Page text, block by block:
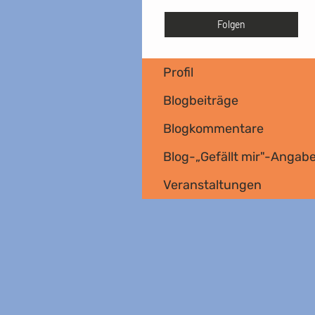
Folgen
Profil
Blogbeiträge
Blogkommentare
Blog-„Gefällt mir"-
Veranstaltungen